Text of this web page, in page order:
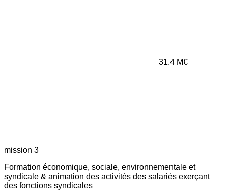
31.4 M€
mission 3
Formation économique, sociale, environnementale et
syndicale & animation des activités des salariés exerçant
des fonctions syndicales